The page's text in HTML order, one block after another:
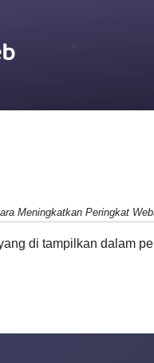
Meningkatkan Peringkat
di tampilkan dalam